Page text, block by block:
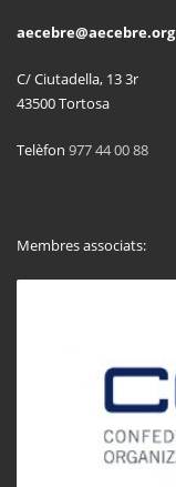
aecebre@aecebre.org
C/ Ciutadella, 13 3r
43500 Tortosa
Telèfon 977 44 00 88
Membres associats: